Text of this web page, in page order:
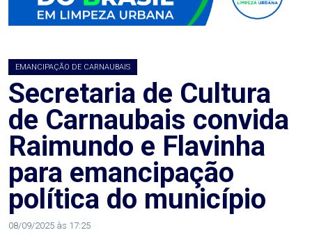
AGOSTO
ALEGRIA
ALRN
ANIVERSARIANTE
ARTICULAÇÃO
PARLAMENTAR
EMANCIPAÇÃO DE CARNAUBAIS
Secretaria de Cultura
de Carnaubais convida
Raimundo e Flavinha
para emancipação
política do município
08/09/2025 às 17:25